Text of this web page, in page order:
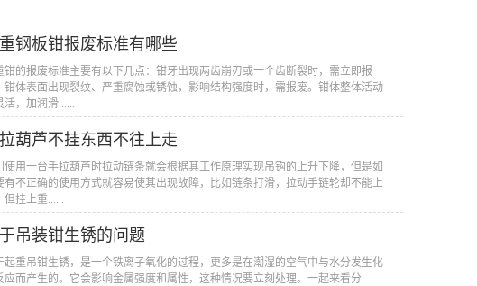
钢板钳报废标准有哪些
钳的报废标准主要有以下几点：钳牙出现两齿崩刃或一个齿断裂时，需立即报
钳体表面出现裂纹、严重腐蚀或锈蚀，影响结构强度时，需报废。钳体整体活动
活，加润滑......
葫芦不挂东西不往上走
使用一台手拉葫芦时拉动链条就会根据其工作原理实现吊钩的上升下降，但是如
有不正确的使用方式就容易使其出现故障，比如链条打滑，拉动手链轮却不能上
但挂上重......
吊装钳生锈的问题
起重吊钳生锈，是一个铁离子氧化的过程，更多是在潮湿的空气中与水分发生化
应而产生的。它会影响金属强度和属性，这种情况要立刻处理。一起来看分